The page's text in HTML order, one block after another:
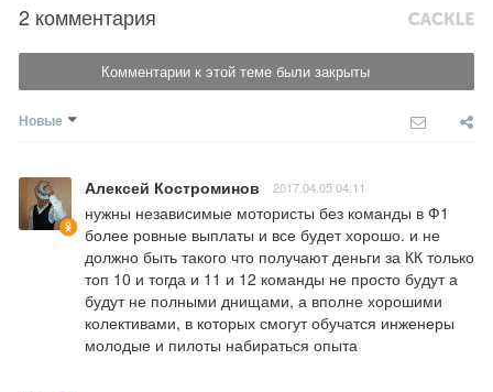
2 комментария
Комментарии к этой теме были закрыты
Новые
Алексей Костроминов 2017.04.05 04:11
нужны независимые мотористы без команды в Ф1
более ровные выплаты и все будет хорошо. и не
должно быть такого что получают деньги за КК только
топ 10 и тогда и 11 и 12 команды не просто будут а
будут не полными днищами, а вполне хорошими
колективами, в которых смогут обучатся инженеры
молодые и пилоты набираться опыта